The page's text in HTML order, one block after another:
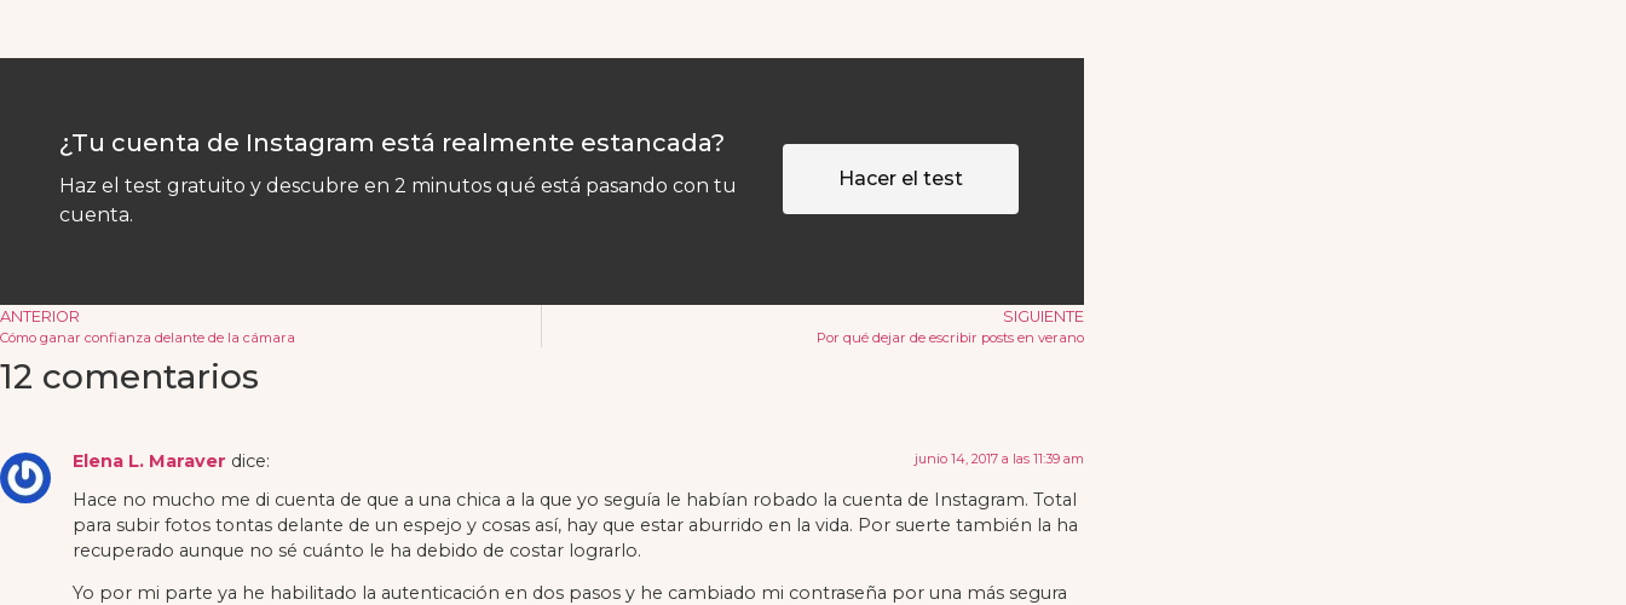
¿Tu cuenta de Instagram está realmente estancada?
Haz el test gratuito y descubre en 2 minutos qué está pasando con tu
cuenta.
Hacer el test
ANTERIOR
Cómo ganar confianza delante de la cámara
SIGUIENTE
Por qué dejar de escribir posts en verano
12 comentarios
Elena L. Maraver dice: junio 14, 2017 a las 11:39 am
Hace no mucho me di cuenta de que a una chica a la que yo seguía le habían robado la cuenta de Instagram. Total
para subir fotos tontas delante de un espejo y cosas así, hay que estar aburrido en la vida. Por suerte también la ha
recuperado aunque no sé cuánto le ha debido de costar lograrlo.
Yo por mi parte ya he habilitado la autenticación en dos pasos y he cambiado mi contraseña por una más segura